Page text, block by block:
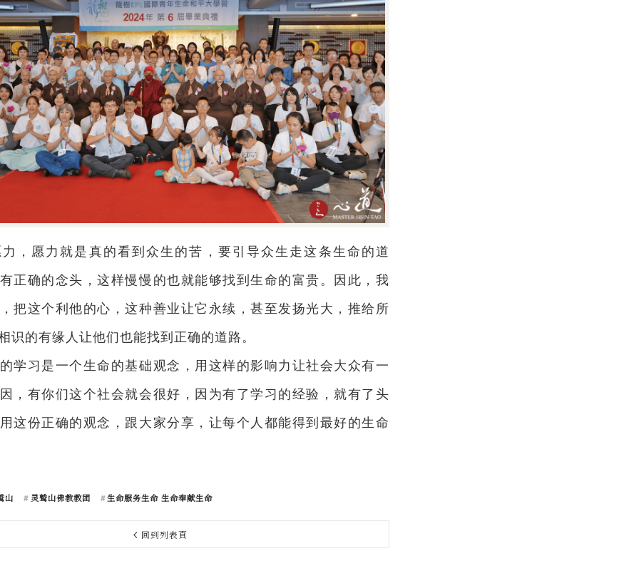
，愿力就是真的看到众生的苦，要引导众生走这条生命的道
正确的念头，这样慢慢的也就能够找到生命的富贵。因此，我
把这个利他的心，这种善业让它永续，甚至发扬光大，推给所
识的有缘人让他们也能找到正确的道路。
学习是一个生命的基础观念，用这样的影响力让社会大众有一
，有你们这个社会就会很好，因为有了学习的经验，就有了头
这份正确的观念，跟大家分享，让每个人都能得到最好的生命
山 灵鹫山佛教教团 生命服务生命 生命奉献生命
回到列表頁